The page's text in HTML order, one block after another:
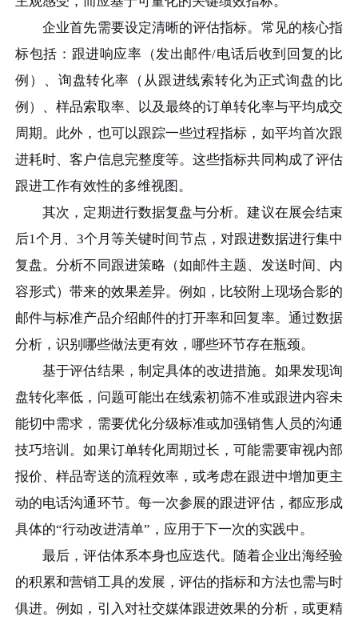
企业首先需要设定清晰的评估指标。常见的核心指
标包括：跟进响应率（发出邮件/电话后收到回复的比
例）、询盘转化率（从跟进线索转化为正式询盘的比
例）、样品索取率、以及最终的订单转化率与平均成交
周期。此外，也可以跟踪一些过程指标，如平均首次跟
进耗时、客户信息完整度等。这些指标共同构成了评估
跟进工作有效性的多维视图。
其次，定期进行数据复盘与分析。建议在展会结束
后1个月、3个月等关键时间节点，对跟进数据进行集中
复盘。分析不同跟进策略（如邮件主题、发送时间、内
容形式）带来的效果差异。例如，比较附上现场合影的
邮件与标准产品介绍邮件的打开率和回复率。通过数据
分析，识别哪些做法更有效，哪些环节存在瓶颈。
基于评估结果，制定具体的改进措施。如果发现询
盘转化率低，问题可能出在线索初筛不准或跟进内容未
能切中需求，需要优化分级标准或加强销售人员的沟通
技巧培训。如果订单转化周期过长，可能需要审视内部
报价、样品寄送的流程效率，或考虑在跟进中增加更主
动的电话沟通环节。每一次参展的跟进评估，都应形成
具体的“行动改进清单”，应用于下一次的实践中。
最后，评估体系本身也应迭代。随着企业出海经验
的积累和营销工具的发展，评估的指标和方法也需与时
俱进。例如，引入对社交媒体跟进效果的分析，或更精